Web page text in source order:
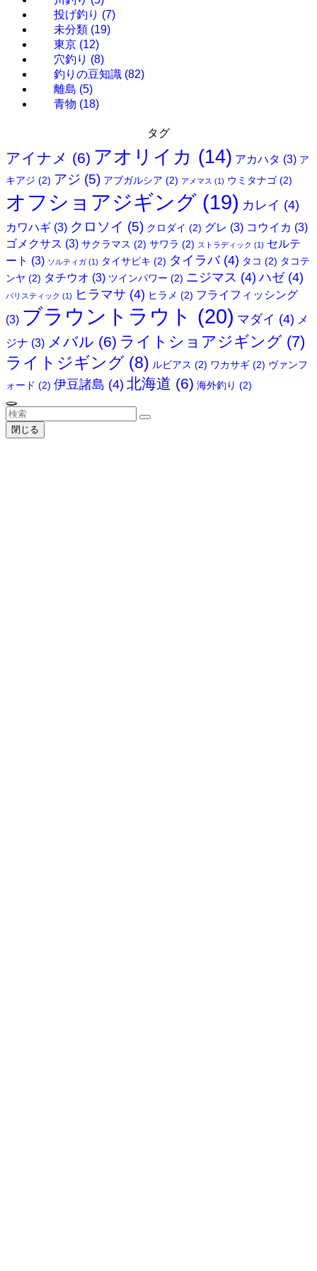
投げ釣り (7)
未分類 (19)
東京 (12)
穴釣り (8)
釣りの豆知識 (82)
離島 (5)
青物 (18)
タグ
アイナメ (6) アオリイカ (14) アカハタ (3) ア
キアジ (2) アジ (5) アブガルシア (2) アメマス (1) ウミタナゴ (2)
オフショアジギング (19) カレイ (4)
カワハギ (3) クロソイ (5) クロダイ (2) グレ (3) コウイカ (3)
ゴメクサス (3) サクラマス (2) サワラ (2) ストラディック (1) セルテ
ート (3) ソルティガ (1) タイサビキ (2) タイラバ(4) タコ (2) タコテ
ンヤ (2) タチウオ (3) ツインパワー (2) ニジマス (4) ハゼ(4)
バリスティック (1) ヒラマサ (4) ヒラメ (2) フライフィッシング
(3) ブラウントラウト (20) マダイ (4) メ
ジナ (3) メバル (6) ライトショアジギング (7)
ライトジギング (8) ルビアス (2) ワカサギ (2) ヴァンフ
ォード (2) 伊豆諸島 (4) 北海道 (6) 海外釣り (2)
閉じる